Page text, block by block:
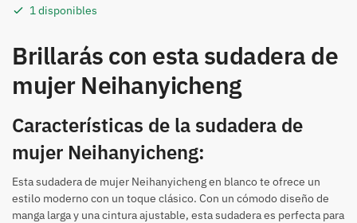
1 disponibles
Brillarás con esta sudadera de
mujer Neihanyicheng
Características de la sudadera de
mujer Neihanyicheng:
Esta sudadera de mujer Neihanyicheng en blanco te ofrece un
estilo moderno con un toque clásico. Con un cómodo diseño de
manga larga y una cintura ajustable, esta sudadera es perfecta para